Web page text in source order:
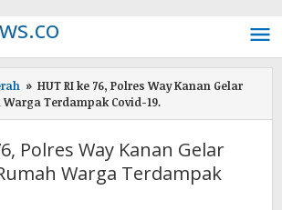
» HUT RI ke 76, Polres Way Kanan Gelar
Warga Terdampak Covid-19.
Polres Way Kanan Gelar
Warga Terdampak